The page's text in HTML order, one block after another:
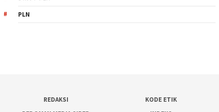
PLN
REDAKSI
KODE ETIK